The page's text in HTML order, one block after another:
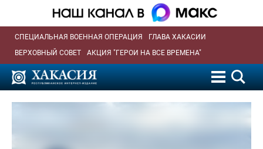
СПЕЦИАЛЬНАЯ ВОЕННАЯ ОПЕРАЦИЯ
ГЛАВА ХАКАСИИ
ВЕРХОВНЫЙ СОВЕТ
АКЦИЯ "ГЕРОИ НА ВСЕ ВРЕМЕНА"